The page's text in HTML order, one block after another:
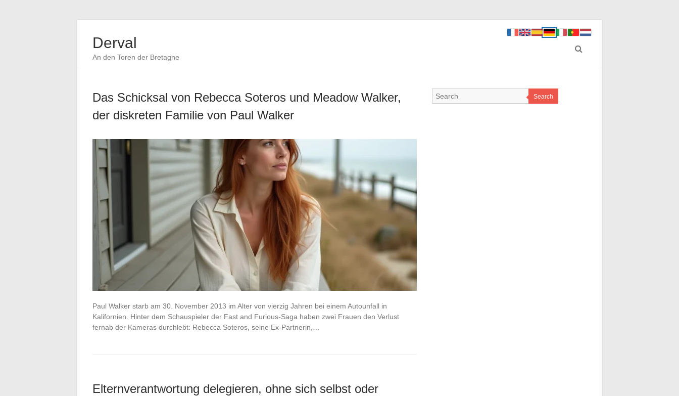
Derval
An den Toren der Bretagne
Das Schicksal von Rebecca Soteros und Meadow Walker,
der diskreten Familie von Paul Walker
Paul Walker starb am 30. November 2013 im Alter von vierzig Jahren bei einem Autounfall in
Kalifornien. Hinter dem Schauspieler der Fast and Furious-Saga haben zwei Frauen den Verlust
fernab der Kameras durchlebt: Rebecca Soteros, seine Ex-Partnerin,…
Elternverantwortung delegieren, ohne sich selbst oder
Search